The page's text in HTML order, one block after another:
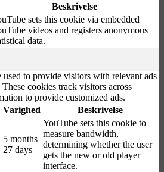
Beskrivelse
sets this cookie via embedded
videos and registers anonymous
data.
used to provide visitors with relevant ads
cookies track visitors across
to provide customized ads.
Varighed Beskrivelse
5 months
27 days
YouTube sets this cookie to
measure bandwidth,
determining whether the user
gets the new or old player
interface.